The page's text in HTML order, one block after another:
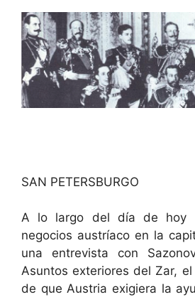
SAN PETERSBURGO
A lo largo del día de hoy
negocios austríaco en la
una entrevista con
Asuntos exteriores del Zar,
de que Austria exigiera la